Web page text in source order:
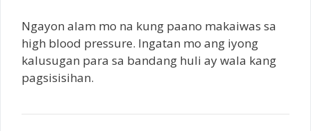
Ngayon alam mo na kung paano makaiwas sa
high blood pressure. Ingatan mo ang iyong
kalusugan para sa bandang huli ay wala kang
pagsisisihan.